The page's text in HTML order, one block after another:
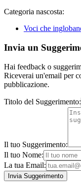
Categoria nascosta:
Voci che
Invia un
Hai feedback o
Riceverai un'email per
pubblicazione.
Titolo del Suggerimento:
Il tuo Suggerimento:
Il tuo Nome:
La tua Email: